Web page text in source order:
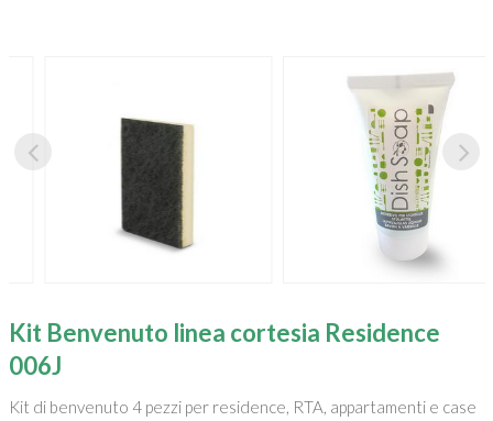
Kit Benvenuto linea cortesia Residence
006J
Kit di benvenuto 4 pezzi per residence, RTA, appartamenti e case